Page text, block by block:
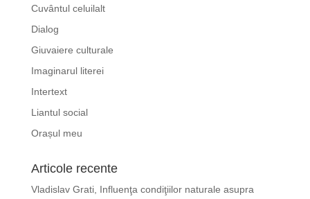
Cuvântul celuilalt
Dialog
Giuvaiere culturale
Imaginarul literei
Intertext
Liantul social
Orașul meu
Articole recente
Vladislav Grati, Influenţa condiţiilor naturale asupra